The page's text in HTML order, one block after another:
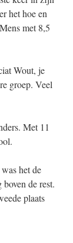
het hoe en
met 8,5
Wout, je
groep. Veel
Met 11
het de
de rest.
plaats